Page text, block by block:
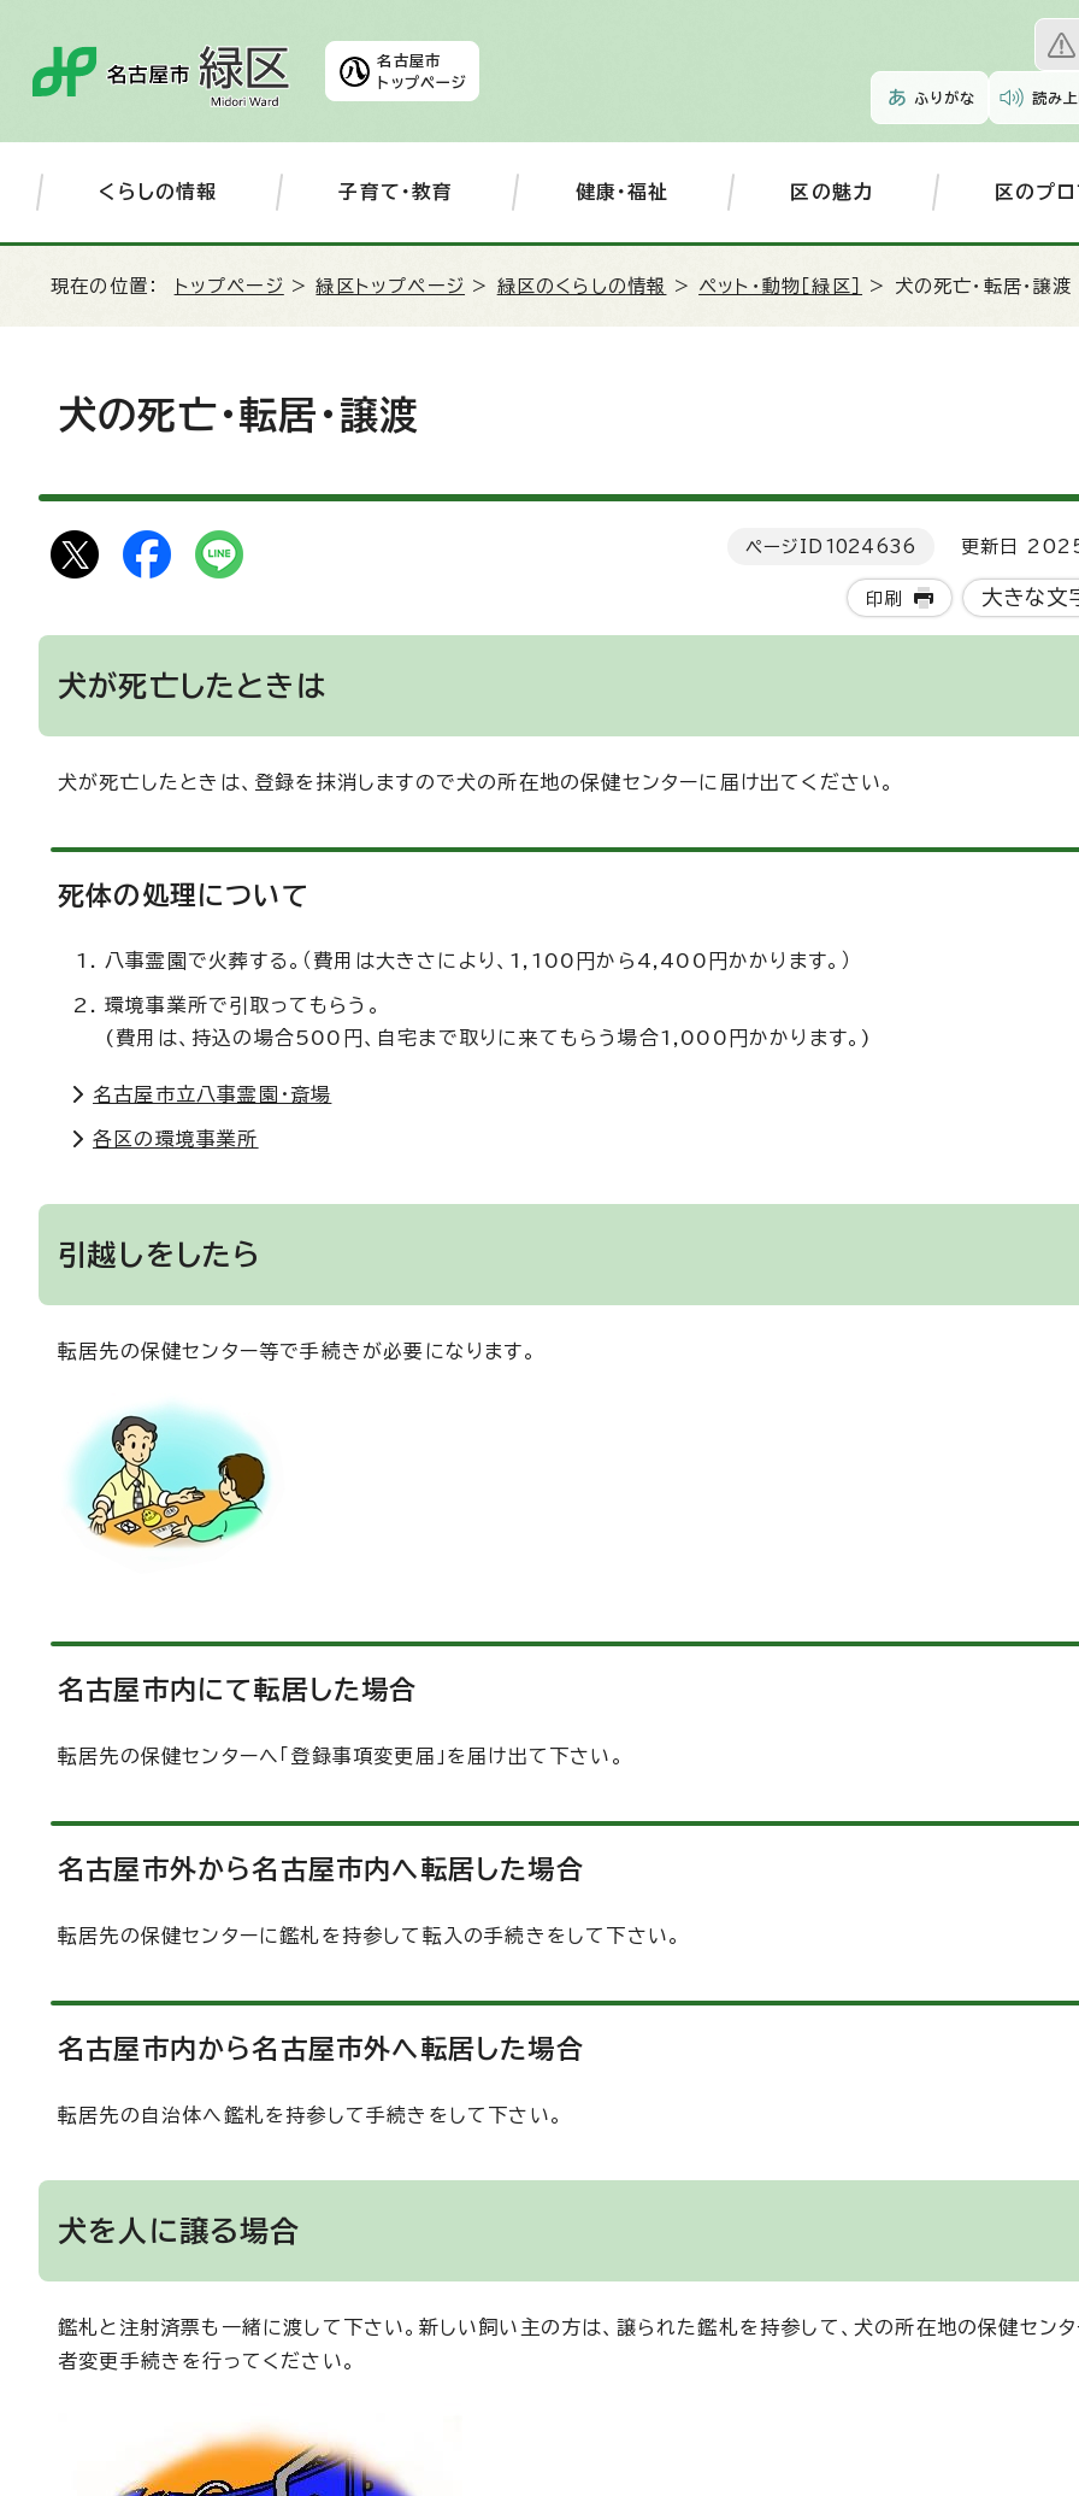
名古屋市
トップページ
ふりがな 読み
くらしの情報 子育て・教育 健康・福祉 区の魅力 区のプ
現在の位置： トップページ >緑区トップページ > 緑区のくらしの情報 > ペット・動物［緑区］ > 犬の死亡・転居・譲渡
犬の死亡・転居・譲渡
ページID 1024636 更新日
印刷 大きな文
犬が死亡したときは
犬が死亡したときは、登録を抹消しますので犬の所在地の保健センターに届け出てください。
死体の処理について
八事霊園で火葬する。（費用は大きさにより、1,100円から4,400円かかります。）
環境事業所で引取ってもらう。
(費用は、持込の場合500円、自宅まで取りに来てもらう場合1,000円かかります。)
名古屋市立八事霊園・斎場
各区の環境事業所
引越しをしたら
転居先の保健センター等で手続きが必要になります。
名古屋市内にて転居した場合
転居先の保健センターへ「登録事項変更届」を届け出て下さい。
名古屋市外から名古屋市内へ転居した場合
転居先の保健センターに鑑札を持参して転入の手続きをして下さい。
名古屋市内から名古屋市外へ転居した場合
転居先の自治体へ鑑札を持参して手続きをして下さい。
犬を人に譲る場合
鑑札と注射済票も一緒に渡して下さい。新しい飼い主の方は、譲られた鑑札を持参して、犬の所在地の保健セン
者変更手続きを行ってください。